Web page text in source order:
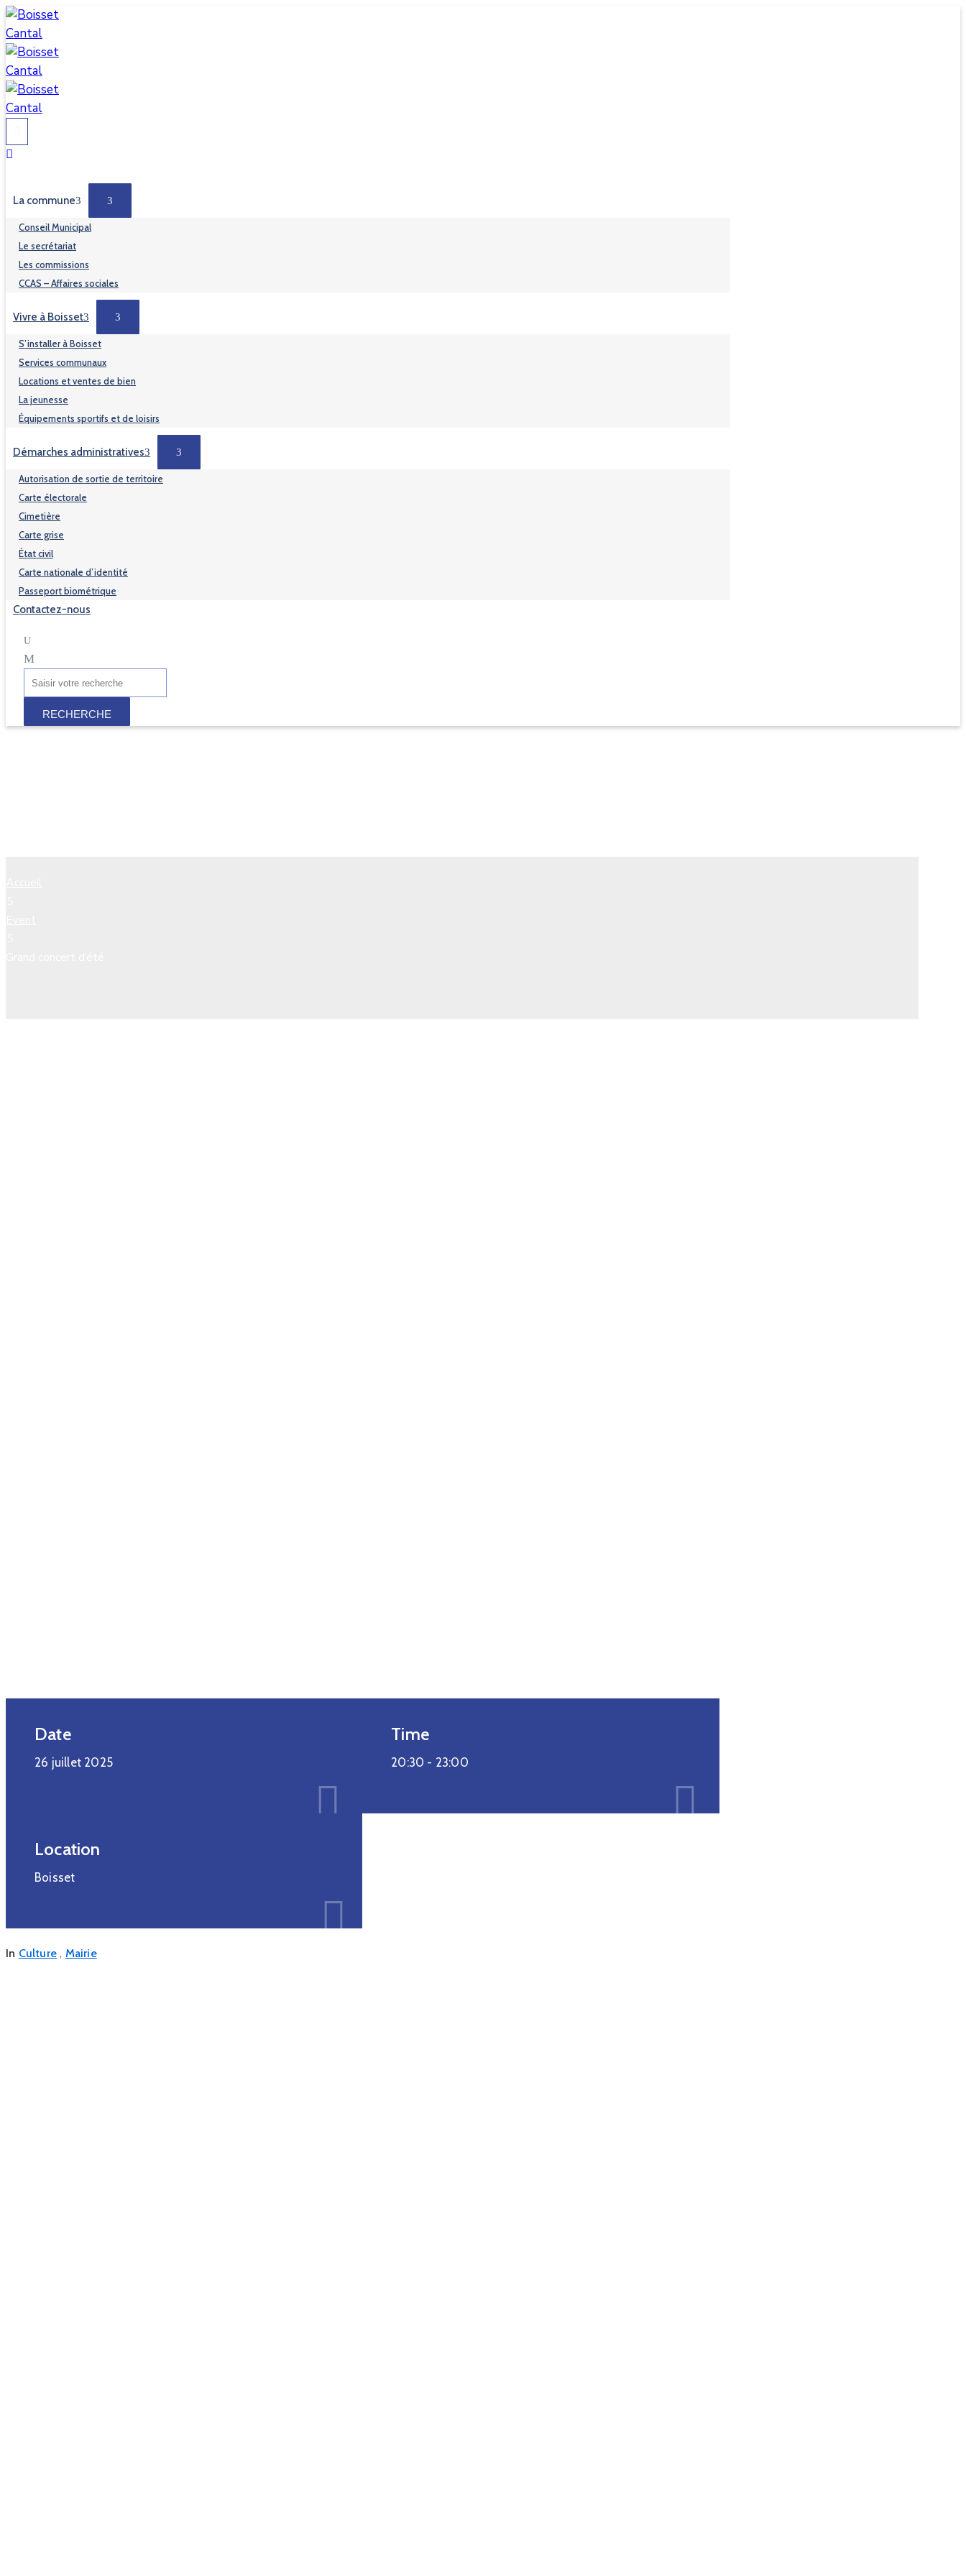
La commune
Conseil Municipal
Le secrétariat
Les commissions
CCAS – Affaires sociales
Vivre à Boisset
S’installer à Boisset
Services communaux
Locations et ventes de bien
La jeunesse
Équipements sportifs et de loisirs
Démarches administratives
Autorisation de sortie de territoire
Carte électorale
Cimetière
Carte grise
État civil
Carte nationale d’identité
Passeport biométrique
Contactez-nous
Date
26 juillet 2025
Time
20:30 - 23:00
Location
Boisset
In Culture , Mairie